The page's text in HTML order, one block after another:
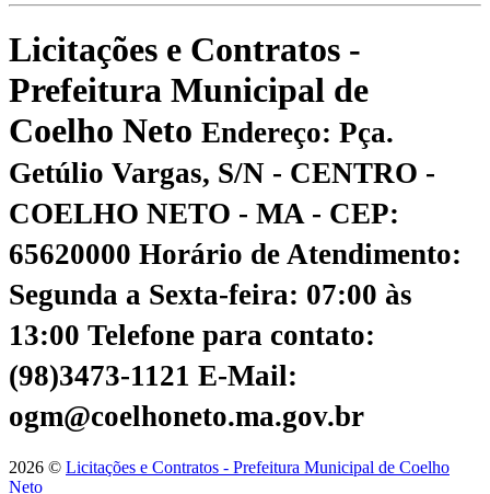
Licitações e Contratos -
Prefeitura Municipal de
Coelho Neto Endereço: Pça.
Getúlio Vargas, S/N - CENTRO -
COELHO NETO - MA - CEP:
65620000 Horário de Atendimento:
Segunda a Sexta-feira: 07:00 às
13:00 Telefone para contato:
(98)3473-1121 E-Mail:
ogm@coelhoneto.ma.gov.br
2026 © Licitações e Contratos - Prefeitura Municipal de Coelho
Neto